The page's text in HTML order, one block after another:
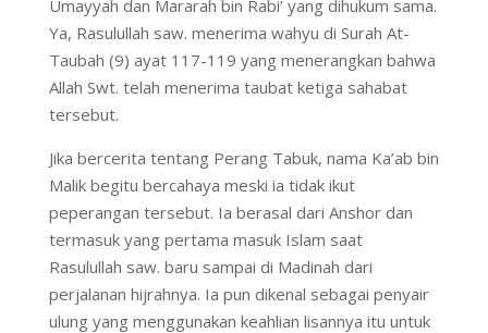
Umayyah dan Mararah bin Rabi’ yang dihukum sama.
Ya, Rasulullah saw. menerima wahyu di Surah At-
Taubah (9) ayat 117-119 yang menerangkan bahwa
Allah Swt. telah menerima taubat ketiga sahabat
tersebut.
Jika bercerita tentang Perang Tabuk, nama Ka’ab bin
Malik begitu bercahaya meski ia tidak ikut
peperangan tersebut. Ia berasal dari Anshor dan
termasuk yang pertama masuk Islam saat
Rasulullah saw. baru sampai di Madinah dari
perjalanan hijrahnya. Ia pun dikenal sebagai penyair
ulung yang menggunakan keahlian lisannya itu untuk